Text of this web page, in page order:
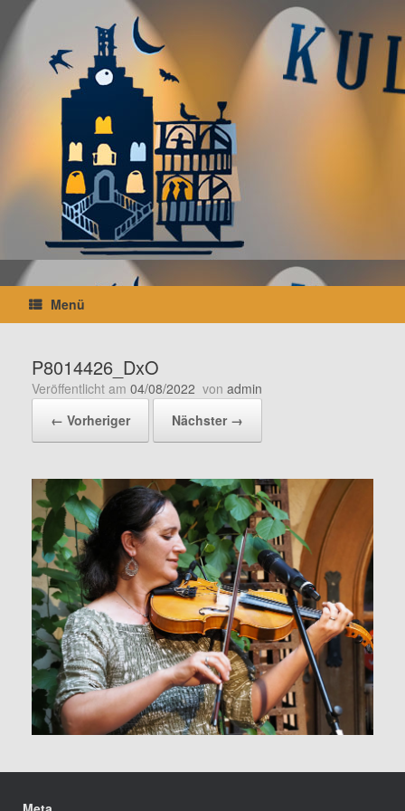
Inhalt
springen
Menü
P8014426_DxO
Veröffentlicht am 04/08/2022 von admin
← Vorheriger
Nächster →